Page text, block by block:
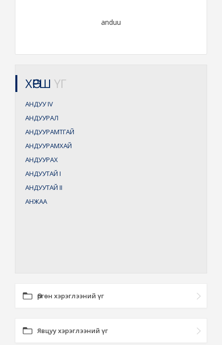
anduu
ХӨРШ ҮГ
АНДУУIV
АНДУУРАЛ
АНДУУРАМТГАЙ
АНДУУРАМХАЙ
АНДУУРАХ
АНДУУТАЙ I
АНДУУТАЙ II
АНЖАА
Өргөн хэрэглээний үг
Явцуу хэрэглээний үг